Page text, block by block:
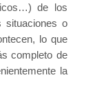
de los
situaciones o
lo que
completo de
la